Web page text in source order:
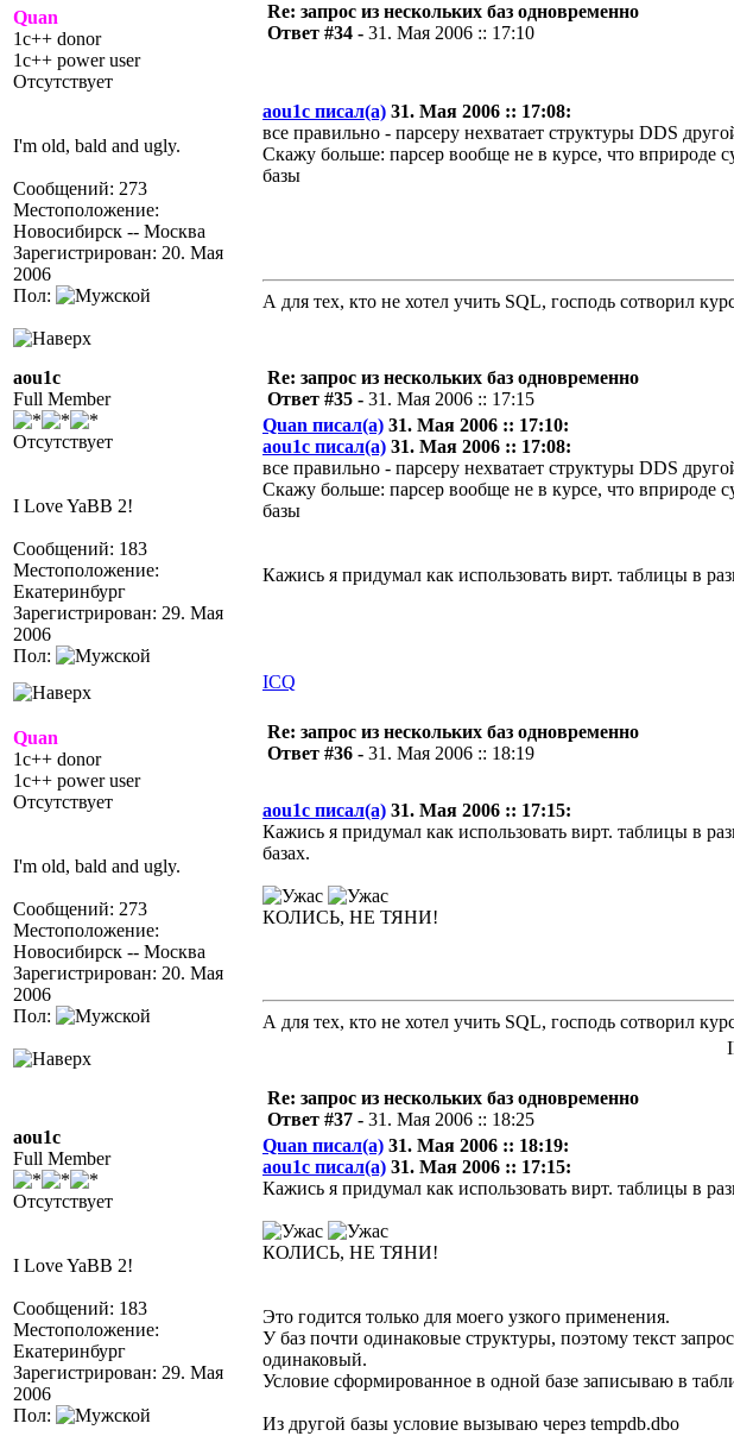
Quan
1c++ donor
1c++ power user
Отсутствует
I'm old, bald and ugly.
Сообщений: 273
Местоположение:
Новосибирск -- Москва
Зарегистрирован: 20. Мая
2006
Пол:
Re: запрос из нескольких баз одновременно
Ответ #34 - 31. Мая 2006 :: 17:10
aou1c писал(а) 31. Мая 2006 :: 17:08:
все правильно - парсеру нехватает структуры DDS
Скажу больше: парсер вообще не в курсе, что вприроде
базы
А для тех, кто не хотел учить SQL, господь сотворил
aou1c
Full Member
Отсутствует
I Love YaBB 2!
Сообщений: 183
Местоположение:
Екатеринбург
Зарегистрирован: 29. Мая
2006
Пол:
Re: запрос из нескольких баз одновременно
Ответ #35 - 31. Мая 2006 :: 17:15
Quan писал(а) 31. Мая 2006 :: 17:10:
aou1c писал(а) 31. Мая 2006 :: 17:08:
все правильно - парсеру нехватает структуры DDS
Скажу больше: парсер вообще не в курсе, что вприроде
базы
Кажись я придумал как использовать вирт. таблицы в
ICQ
Quan
1c++ donor
1c++ power user
Отсутствует
I'm old, bald and ugly.
Сообщений: 273
Местоположение:
Новосибирск -- Москва
Зарегистрирован: 20. Мая
2006
Пол:
Re: запрос из нескольких баз одновременно
Ответ #36 - 31. Мая 2006 :: 18:19
aou1c писал(а) 31. Мая 2006 :: 17:15:
Кажись я придумал как использовать вирт. таблицы в
базах.
КОЛИСЬ, НЕ ТЯНИ!
А для тех, кто не хотел учить SQL, господь сотворил
aou1c
Full Member
Отсутствует
I Love YaBB 2!
Сообщений: 183
Местоположение:
Екатеринбург
Зарегистрирован: 29. Мая
2006
Пол:
Re: запрос из нескольких баз одновременно
Ответ #37 - 31. Мая 2006 :: 18:25
Quan писал(а) 31. Мая 2006 :: 18:19:
aou1c писал(а) 31. Мая 2006 :: 17:15:
Кажись я придумал как использовать вирт. таблицы в
КОЛИСЬ, НЕ ТЯНИ!
Это годится только для моего узкого применения.
У баз почти одинаковые структуры, поэтому текст
одинаковый.
Условие сформированное в одной базе записываю в
Из другой базы условие вызываю через tempdb.dbo